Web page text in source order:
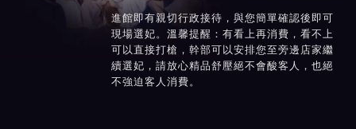
進館即有親切行政接待，與您簡單確認後即可
現場選妃。溫馨提醒：有看上再消費，看不上
可以直接打槍，幹部可以安排您至旁邊店家繼
續選妃，請放心精品舒壓絕不會酸客人，也絕
不強迫客人消費。